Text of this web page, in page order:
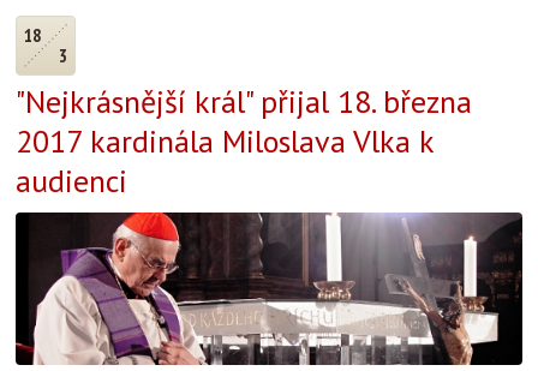
18
3
"Nejkrásnější král" přijal 18. března
2017 kardinála Miloslava Vlka k
audienci